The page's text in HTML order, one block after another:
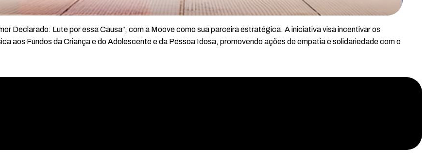
Declarado: Lute por essa Causa”, com a Moove como sua parceira estratégica. A iniciativa visa incentivar os
aos Fundos da Criança e do Adolescente e da Pessoa Idosa, promovendo ações de empatia e solidariedade com o